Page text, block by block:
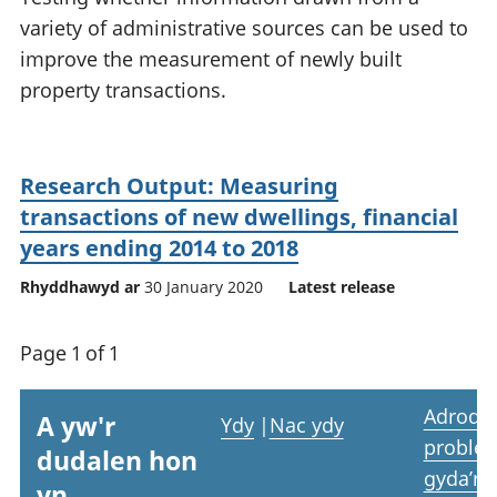
variety of administrative sources can be used to
improve the measurement of newly built
property transactions.
Research Output: Measuring
transactions of new dwellings, financial
years ending 2014 to 2018
Rhyddhawyd ar 30 January 2020 Latest release
Page 1 of 1
A yw'r
dudalen hon
Ydy | Nac ydy
Adrodd
gyda’r